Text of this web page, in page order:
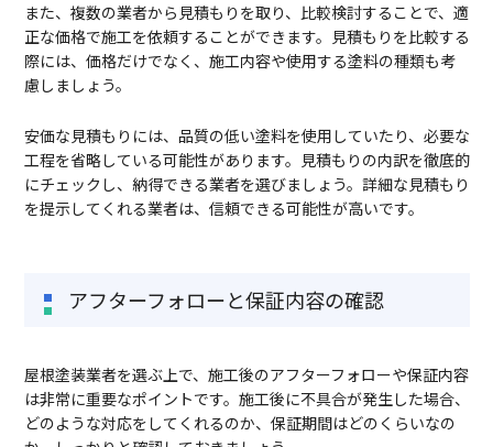
また、複数の業者から見積もりを取り、比較検討することで、適
正な価格で施工を依頼することができます。見積もりを比較する
際には、価格だけでなく、施工内容や使用する塗料の種類も考
慮しましょう。
安価な見積もりには、品質の低い塗料を使用していたり、必要な
工程を省略している可能性があります。見積もりの内訳を徹底的
にチェックし、納得できる業者を選びましょう。詳細な見積もり
を提示してくれる業者は、信頼できる可能性が高いです。
アフターフォローと保証内容の確認
屋根塗装業者を選ぶ上で、施工後のアフターフォローや保証内容
は非常に重要なポイントです。施工後に不具合が発生した場合、
どのような対応をしてくれるのか、保証期間はどのくらいなの